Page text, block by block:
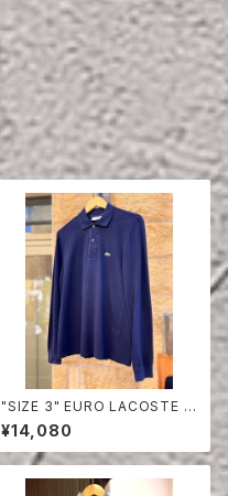
"SIZE 3" EURO LACOSTE P
OLO SHIRT LONG SLEEVE
¥14,080